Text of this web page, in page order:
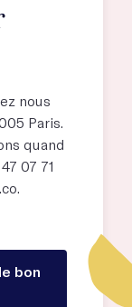
nous
Paris.
quand
07 71
.
bon